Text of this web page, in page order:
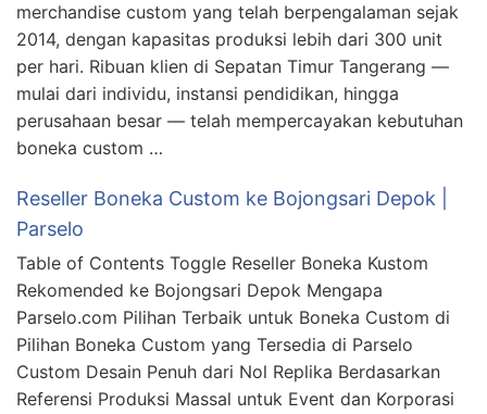
merchandise custom yang telah berpengalaman sejak
2014, dengan kapasitas produksi lebih dari 300 unit
per hari. Ribuan klien di Sepatan Timur Tangerang —
mulai dari individu, instansi pendidikan, hingga
perusahaan besar — telah mempercayakan kebutuhan
boneka custom …
Reseller Boneka Custom ke Bojongsari Depok |
Parselo
Table of Contents Toggle Reseller Boneka Kustom
Rekomended ke Bojongsari Depok Mengapa
Parselo.com Pilihan Terbaik untuk Boneka Custom di
Pilihan Boneka Custom yang Tersedia di Parselo
Custom Desain Penuh dari Nol Replika Berdasarkan
Referensi Produksi Massal untuk Event dan Korporasi